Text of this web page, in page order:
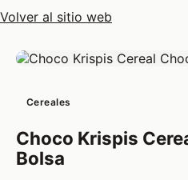
Volver al sitio web
Cereales
Choco Krispis
Bolsa